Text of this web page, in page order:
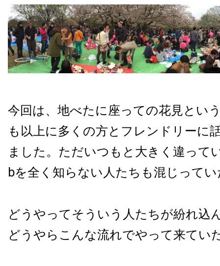
今回は、地べたに座っての花見とい
も以上に多くの方とフレンドリーに
ました。ただいつもと大きく違って
bを全く知らない人たちも混じって
どうやってそういう人たちが紛れ込
どうやらこんな流れでやって来てい